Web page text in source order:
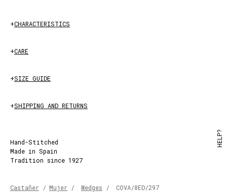
+CHARACTERISTICS
+CARE
+SIZE GUIDE
+SHIPPING AND RETURNS
Hand-Stitched
Made in Spain
Tradition since 1927
Castañer / Mujer / Wedges / COVA/8ED/297
HELP?